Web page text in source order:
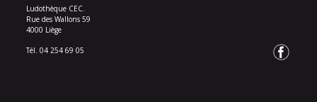
Ludothèque CEC.
Rue des Wallons 59
4000 Liège
Tél. 04 254 69 05